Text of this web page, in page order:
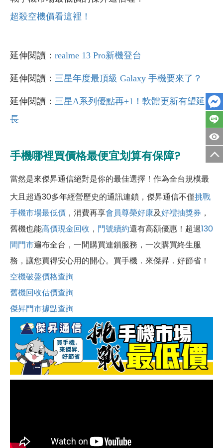
超殺空機價看這裡！
延伸閱讀： realme 13 Pro新機登台
延伸閱讀： 三星年度最頂級 Galaxy 手機要來了？
延伸閱讀： 三星A系列優點再+1！軟體更新有望延
長
手機哪裡買價格最便宜划算有保障?
當然是來傑昇通信絕對是你的最佳選擇！作為全台規模最
大且超過30多年經營歷史的通訊連鎖，傑昇通信不僅挑戰
手機市場最低價 ，消費再享會員尊榮好康及好禮抽獎券 ，
舊機也能高價現金回收 ， 門號續約還有高額優惠！超過130
間門市遍布全台，一間購買連鎖服務，一次購買終生服
務，讓您買得安心用的開心。買手機．來傑昇．好節省！
空機破盤價格查詢
舊機回收估價查詢
傑昇門市據點查詢